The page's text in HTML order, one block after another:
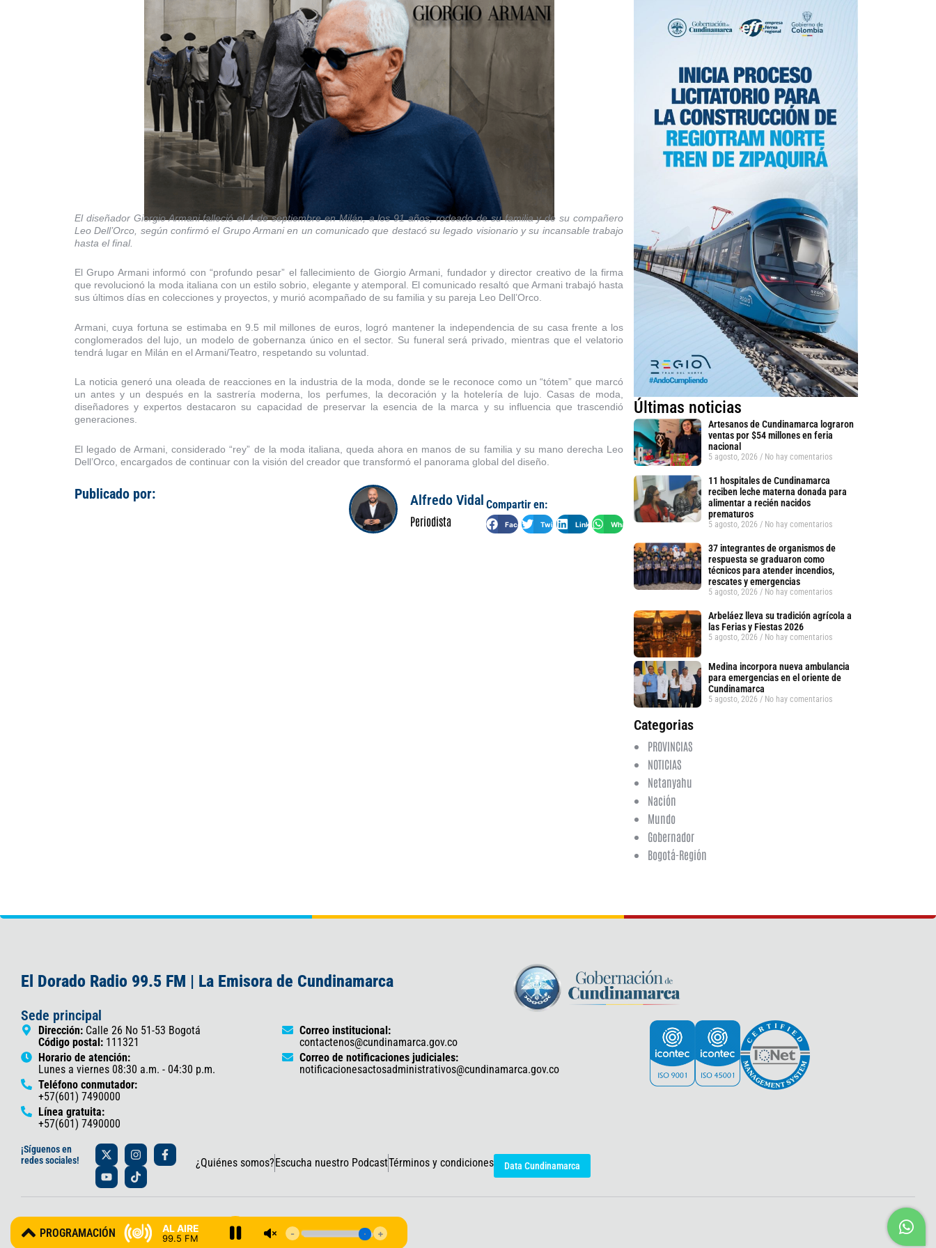
El diseñador Giorgio Armani falleció el 4 de septiembre en Milán, a los 91 años, rodeado de su familia y de su compañero
Leo Dell’Orco, según confirmó el Grupo Armani en un comunicado que destacó su legado visionario y su incansable trabajo
hasta el final.
El Grupo Armani informó con “profundo pesar” el fallecimiento de Giorgio Armani, fundador y director creativo de la firma
que revolucionó la moda italiana con un estilo sobrio, elegante y atemporal. El comunicado resaltó que Armani trabajó hasta
sus últimos días en colecciones y proyectos, y murió acompañado de su familia y su pareja Leo Dell’Orco.
Armani, cuya fortuna se estimaba en 9.5 mil millones de euros, logró mantener la independencia de su casa frente a los
conglomerados del lujo, un modelo de gobernanza único en el sector. Su funeral será privado, mientras que el velatorio
tendrá lugar en Milán en el Armani/Teatro, respetando su voluntad.
La noticia generó una oleada de reacciones en la industria de la moda, donde se le reconoce como un “tótem” que marcó
un antes y un después en la sastrería moderna, los perfumes, la decoración y la hotelería de lujo. Casas de moda,
diseñadores y expertos destacaron su capacidad de preservar la esencia de la marca y su influencia que trascendió
generaciones.
El legado de Armani, considerado “rey” de la moda italiana, queda ahora en manos de su familia y su mano derecha Leo
Dell’Orco, encargados de continuar con la visión del creador que transformó el panorama global del diseño.
Publicado por: Alfredo Vidal
Periodista
Compartir en:
Facebook Twitter LinkedIn WhatsApp
Últimas noticias
Artesanos de Cundinamarca lograron
ventas por $54 millones en feria
nacional
5 agosto, 2026 No hay comentarios
11 hospitales de Cundinamarca
reciben leche materna donada para
alimentar a recién nacidos
prematuros
5 agosto, 2026 No hay comentarios
37 integrantes de organismos de
respuesta se graduaron como
técnicos para atender incendios,
rescates y emergencias
5 agosto, 2026 No hay comentarios
Arbeláez lleva su tradición agrícola a
las Ferias y Fiestas 2026
5 agosto, 2026 No hay comentarios
Medina incorpora nueva ambulancia
para emergencias en el oriente de
Cundinamarca
5 agosto, 2026 No hay comentarios
Categorias
PROVINCIAS
NOTICIAS
Netanyahu
Nación
Mundo
Gobernador
Bogotá-Región
El Dorado Radio 99.5 FM | La Emisora de Cundinamarca
Sede principal
Dirección: Calle 26 No 51-53 Bogotá
Código postal: 111321
Horario de atención:
Lunes a viernes 08:30 a.m. - 04:30 p.m.
Teléfono conmutador:
+57(601) 7490000
Línea gratuita:
+57(601) 7490000
Correo institucional:
contactenos@cundinamarca.gov.co
Correo de notificaciones judiciales:
notificacionesactosadministrativos@cundinamarca.gov.co
AL AIRE
99.5 FM
¡Síguenos en
redes sociales!
X
-
t
w
i
t
e
r
I
n
s
t
a
r
a
m
F
a
c
o
k
-
Y
o
u
t
u
e
T
i
k
t
o
¿Quiénes somos?Escucha nuestro PodcastTérminos y condiciones Data Cundinamarca
© 2025 Gobernación de Cundinamarca – Oficina de Prensa y Comunicaciones
PROGRAMACIÓN